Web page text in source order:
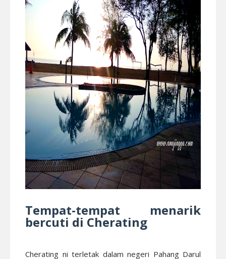
Tempat-tempat menarik
bercuti di Cherating
Cherating ni terletak dalam negeri Pahang Darul